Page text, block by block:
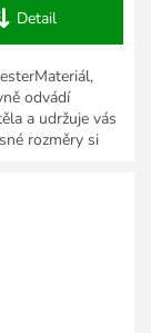
Detail
odvádí
a udržuje vás
rozměry si